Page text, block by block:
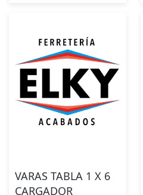
VARAS TABLA 1 X 6
CARGADOR